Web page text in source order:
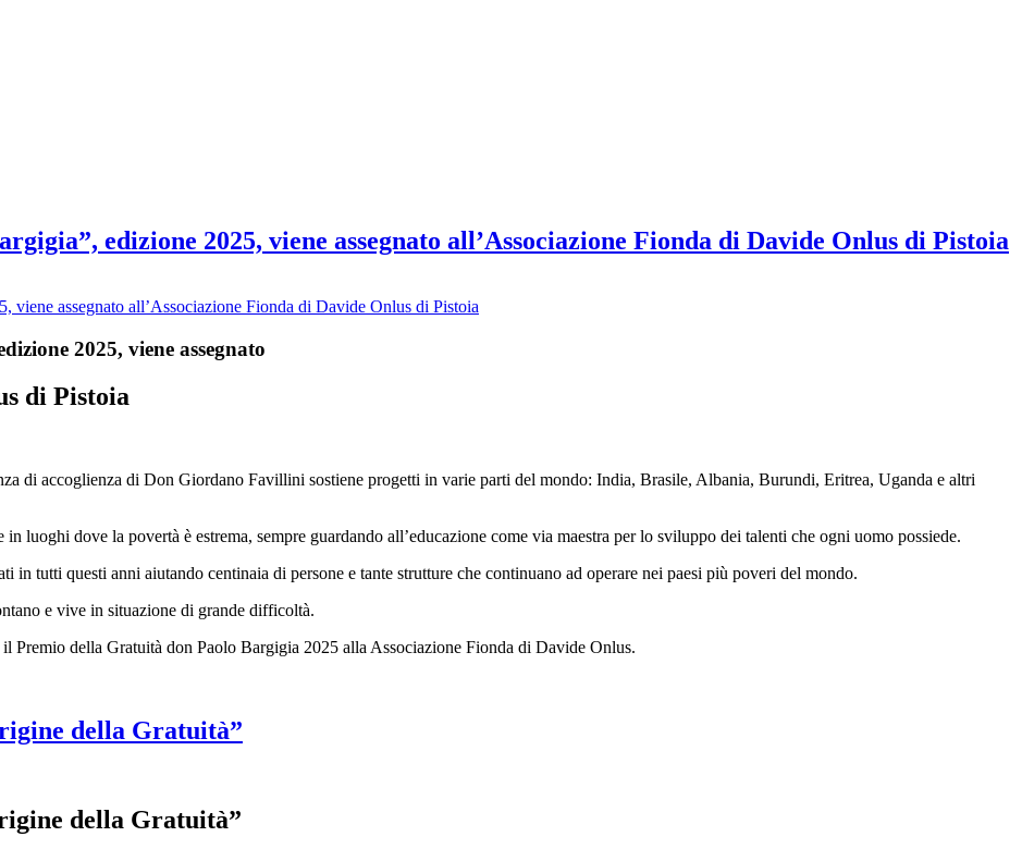
edizione 2025, viene assegnato all’Associazione Fionda di Davide Onlus di Pistoia
2025, viene assegnato
di Pistoia
di accoglienza di Don Giordano Favillini sostiene progetti in varie parti del mondo: India, Brasile, Albania, Burundi, Eritrea, Uganda e altri
luoghi dove la povertà è estrema, sempre guardando all’educazione come via maestra per lo sviluppo dei talenti che ogni uomo possiede.
tutti questi anni aiutando centinaia di persone e tante strutture che continuano ad operare nei paesi più poveri del mondo.
e vive in situazione di grande difficoltà.
Premio della Gratuità don Paolo Bargigia 2025 alla Associazione Fionda di Davide Onlus.
della Gratuità”
della Gratuità”